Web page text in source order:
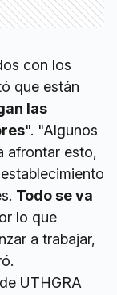
con los
que están
las
". "Algunos
afrontar esto,
Todo se va
lo que
a trabajar,
UTHGRA